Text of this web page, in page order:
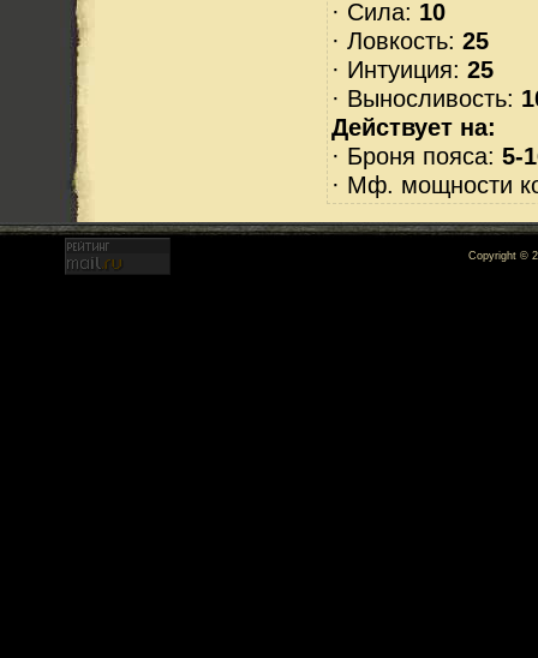
· Сила: 10
· Ловкость: 25
· Интуиция: 25
· Выносливость:
Действует на:
· Броня пояса: 5-
· Мф. мощности
Copyright ©